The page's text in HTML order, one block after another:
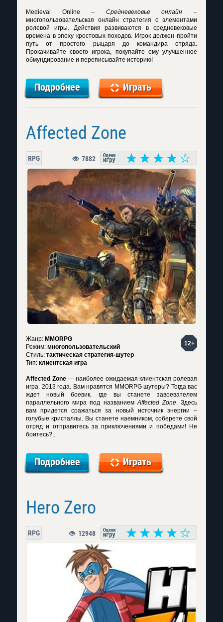
Medieval Online – Средневековье онлайн –
многопользовательская онлайн стратегия с элементами
ролевой игры. Действия развиваются в средневековые
времена в эпоху крестовых походов. Игрок должен пройти
путь от простого рыцаря до командира отряда.
Прокачивайте своего игрока, покупайте ему улучшенное
обмундирование и переписывайте историю!
Подробнее Играть
Affected Zone
RPG 7882
12+
Жанр: MMORPG
Режим: многопользовательский
Стиль: тактическая стратегия-шутер
Тип: клиентская игра
Affected Zone— наиболее ожидаемая клиентская ролевая
игра. 2013 года. Вам нравятся MMORPG шутеры? Тогда вас
ждет новый боевик, где вы станете завоевателем
параллельного мира под названиемAffected Zone. Здесь
вам придется сражаться за новый источник энергии –
голубые кристаллы. Вы станете наемником, соберете свой
отряд и отправитесь за приключениями и победами! Не
боитесь?...
Подробнее Играть
Hero Zero
RPG 12948